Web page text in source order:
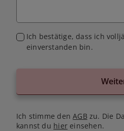
Ich bestätige, dass ich
einverstanden bin.
Ich stimme denAGB zu. Die
kannst du hiereinsehen.